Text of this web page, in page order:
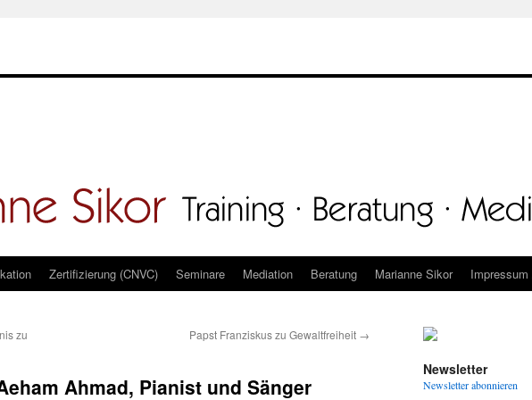
Zertifizierung (CNVC) Seminare Mediation Beratung Marianne Sikor
zu
Papst Franziskus zu Gewaltfreiheit →
Ahmad, Pianist und Sänger
Newsletter
Newsletter abonnieren